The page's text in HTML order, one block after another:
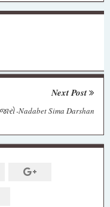
Next Post
-Nadabet Sima Darshan